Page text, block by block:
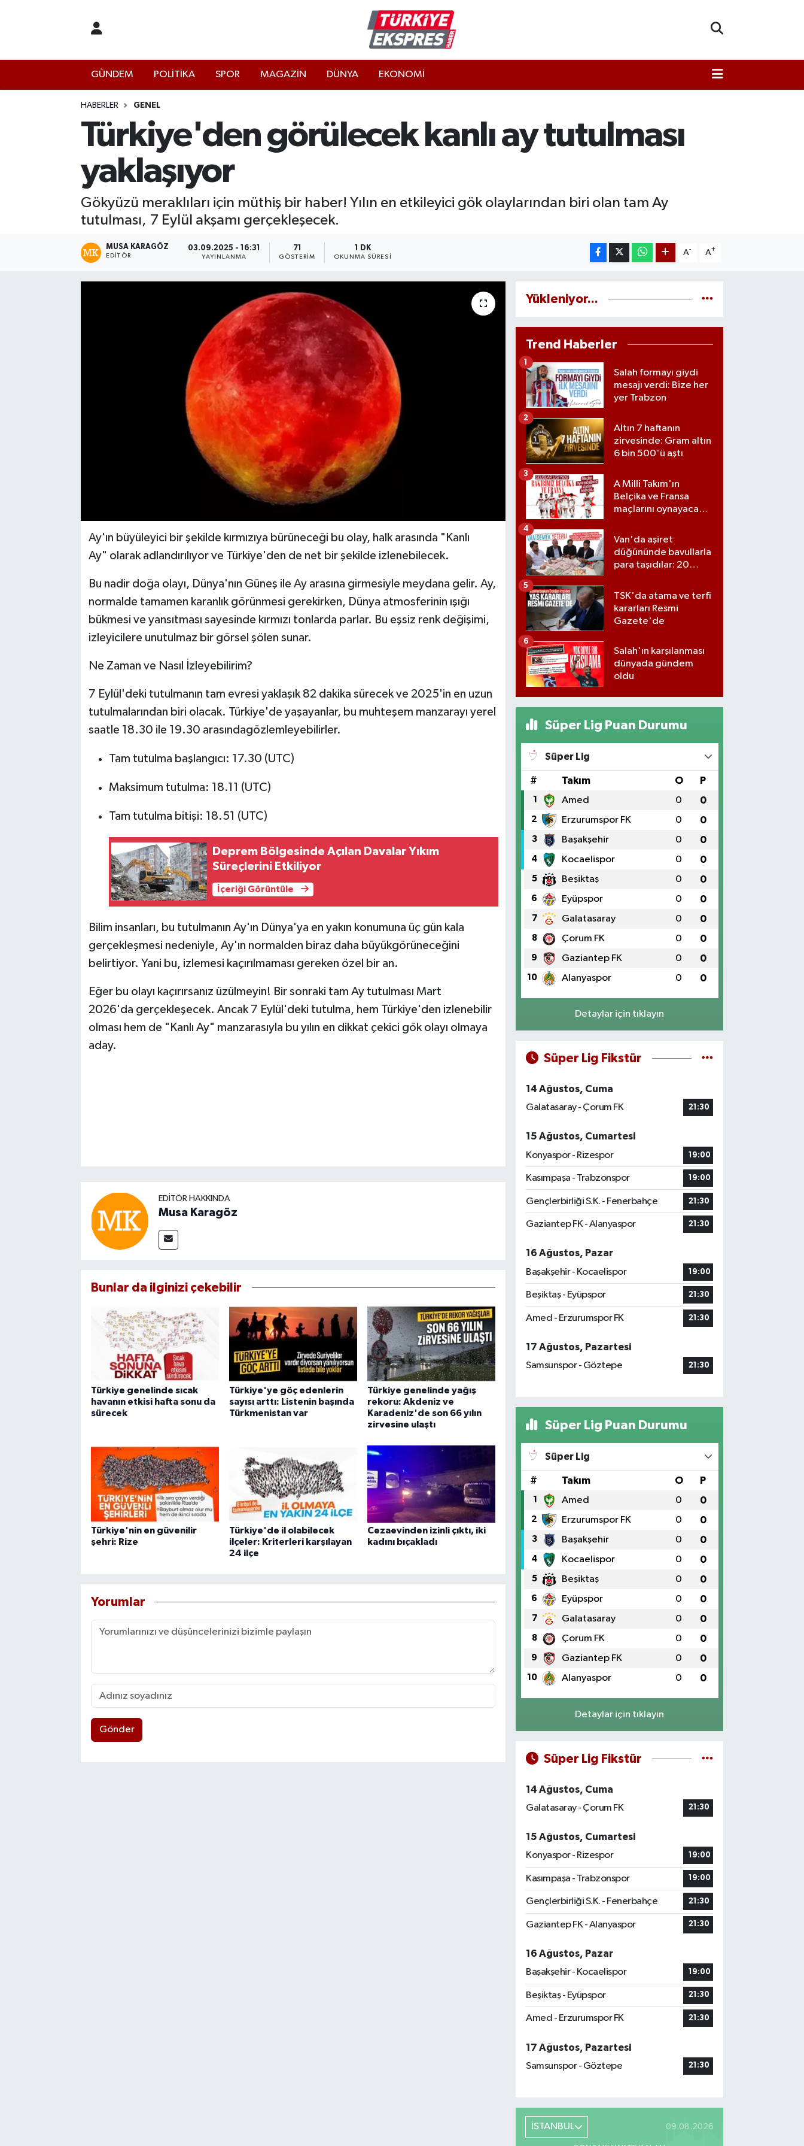
GÜNDEM POLİTİKA SPOR MAGAZİN DÜNYA EKONOMİ
HABERLER GENEL
Türkiye'den görülecek kanlı ay tutulması
yaklaşıyor
Gökyüzü meraklıları için müthiş bir haber! Yılın en etkileyici gök olaylarından biri olan tam Ay
tutulması, 7 Eylül akşamı gerçekleşecek.
MUSA KARAGÖZ
EDITÖR
03.09.2025 - 16:31
YAYINLANMA
71
GÖSTERIM
1 DK
OKUNMA SÜRESI
A- A+
Ay'ın büyüleyici bir şekilde kırmızıya bürüneceği bu olay, halk arasında "Kanlı
Ay" olarak adlandırılıyor ve Türkiye'den de net bir şekilde izlenebilecek.
Bu nadir doğa olayı, Dünya'nın Güneş ile Ay arasına girmesiyle meydana gelir. Ay,
normalde tamamen karanlık görünmesi gerekirken, Dünya atmosferinin ışığı
bükmesi ve yansıtması sayesinde kırmızı tonlarda parlar. Bu eşsiz renk değişimi,
izleyicilere unutulmaz bir görsel şölen sunar.
Ne Zaman ve Nasıl İzleyebilirim?
7 Eylül'deki tutulmanın tam evresi yaklaşık 82 dakika sürecek ve 2025'in en uzun
tutulmalarından biri olacak. Türkiye'de yaşayanlar, bu muhteşem manzarayı yerel
saatle 18.30 ile 19.30 arasındagözlemleyebilirler.
Tam tutulma başlangıcı: 17.30 (UTC)
Maksimum tutulma: 18.11 (UTC)
Tam tutulma bitişi: 18.51 (UTC)
Deprem Bölgesinde Açılan Davalar Yıkım
Süreçlerini Etkiliyor
İçeriği Görüntüle
Bilim insanları, bu tutulmanın Ay'ın Dünya'ya en yakın konumuna üç gün kala
gerçekleşmesi nedeniyle, Ay'ın normalden biraz daha büyükgörüneceğini
belirtiyor. Yani bu, izlemesi kaçırılmaması gereken özel bir an.
Eğer bu olayı kaçırırsanız üzülmeyin! Bir sonraki tam Ay tutulması Mart
2026'da gerçekleşecek. Ancak 7 Eylül'deki tutulma, hem Türkiye'den izlenebilir
olması hem de "Kanlı Ay" manzarasıyla bu yılın en dikkat çekici gök olayı olmaya
aday.
EDITÖR HAKKINDA
Musa Karagöz
Bunlar da ilginizi çekebilir
Türkiye genelinde sıcak
havanın etkisi hafta sonu da
sürecek
Türkiye'ye göç edenlerin
sayısı arttı: Listenin başında
Türkmenistan var
Türkiye genelinde yağış
rekoru: Akdeniz ve
Karadeniz'de son 66 yılın
zirvesine ulaştı
Türkiye'nin en güvenilir
şehri: Rize
Türkiye'de il olabilecek
ilçeler: Kriterleri karşılayan
24 ilçe
Cezaevinden izinli çıktı, iki
kadını bıçakladı
Yorumlar
Gönder
Yükleniyor...
Trend Haberler
Salah formayı giydi
mesajı verdi: Bize her
yer Trabzon
1
Altın 7 haftanın
zirvesinde: Gram altın
6 bin 500'ü aştı
2
A Milli Takım'ın
Belçika ve Fransa
maçlarını oynayacağı
3
Van'da aşiret
düğününde bavullarla
para taşıdılar: 20
kilolarla altın
4
TSK'da atama ve terfi
kararları Resmi
Gazete'de
5
Salah'ın karşılanması
dünyada gündem
oldu
6
Süper Lig Puan Durumu
Süper Lig
# Takım O P
1 Amed 0 0
2 Erzurumspor FK 0 0
3 Başakşehir 0 0
4 Kocaelispor 0 0
5 Beşiktaş 0 0
6 Eyüpspor 0 0
7 Galatasaray 0 0
8 Çorum FK 0 0
9 Gaziantep FK 0 0
10 Alanyaspor 0 0
Detaylar için tıklayın
Süper Lig Fikstür
14 Ağustos, Cuma
Galatasaray - Çorum FK
21:30
15 Ağustos, Cumartesi
Konyaspor - Rizespor
19:00
Kasımpaşa - Trabzonspor 19:00
Gençlerbirliği S.K. - Fenerbahçe 21:30
Gaziantep FK - Alanyaspor 21:30
16 Ağustos, Pazar
Başakşehir - Kocaelispor
19:00
Beşiktaş - Eyüpspor 21:30
Amed - Erzurumspor FK 21:30
17 Ağustos, Pazartesi
Samsunspor - Göztepe
21:30
Süper Lig Puan Durumu
Süper Lig
# Takım O P
1 Amed 0 0
2 Erzurumspor FK 0 0
3 Başakşehir 0 0
4 Kocaelispor 0 0
5 Beşiktaş 0 0
6 Eyüpspor 0 0
7 Galatasaray 0 0
8 Çorum FK 0 0
9 Gaziantep FK 0 0
10 Alanyaspor 0 0
Detaylar için tıklayın
Süper Lig Fikstür
14 Ağustos, Cuma
Galatasaray - Çorum FK
21:30
15 Ağustos, Cumartesi
Konyaspor - Rizespor
19:00
Kasımpaşa - Trabzonspor 19:00
Gençlerbirliği S.K. - Fenerbahçe 21:30
Gaziantep FK - Alanyaspor 21:30
16 Ağustos, Pazar
Başakşehir - Kocaelispor
19:00
Beşiktaş - Eyüpspor 21:30
Amed - Erzurumspor FK 21:30
17 Ağustos, Pazartesi
Samsunspor - Göztepe
21:30
İSTANBUL 09.08.2026
İstanbul Hava Durumu
İstanbul Namaz Vakitleri
İstanbul Trafik Yoğunluk Haritası
Süper Lig Puan Durumu ve Fikstür
Tüm Manşetler
Haber Arşivi